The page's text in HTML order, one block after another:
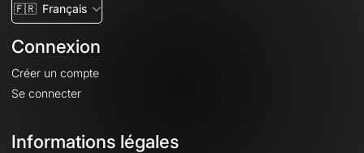
🇫🇷 Français
Connexion
Créer un compte
Se connecter
Informations légales